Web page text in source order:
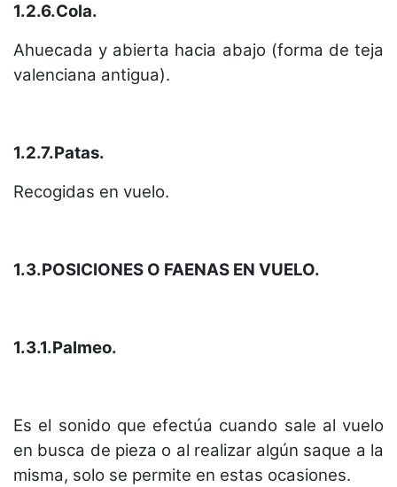
1.2.6.Cola.
Ahuecada y abierta hacia abajo (forma de teja
valenciana antigua).
1.2.7.Patas.
Recogidas en vuelo.
1.3.POSICIONES O FAENAS EN VUELO.
1.3.1.Palmeo.
Es el sonido que efectúa cuando sale al vuelo
en busca de pieza o al realizar algún saque a la
misma, solo se permite en estas ocasiones.